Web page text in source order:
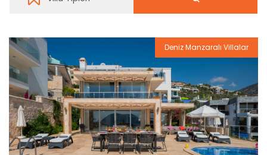
Rezervasyon
Deniz Manzaralı Villalar